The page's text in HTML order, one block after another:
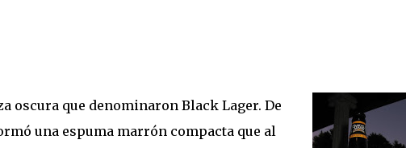
oscura que denominaron Black Lager. De
una espuma marrón compacta que al